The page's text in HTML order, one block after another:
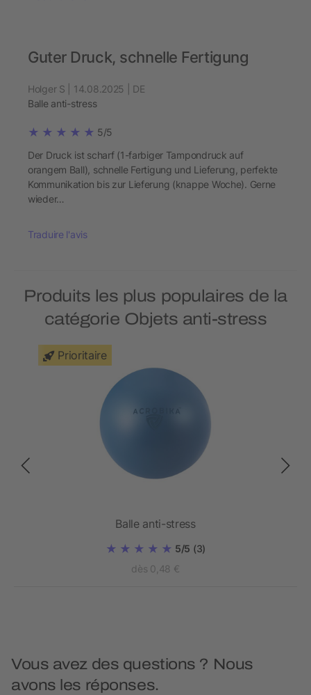
Guter Druck, schnelle Fertigung
Holger S | 14.08.2025 | DE
Balle anti-stress
5/5
Der Druck ist scharf (1-farbiger Tampondruck auf
orangem Ball), schnelle Fertigung und Lieferung, perfekte
Kommunikation bis zur Lieferung (knappe Woche). Gerne
wieder…
Traduire l'avis
Produits les plus populaires de la
catégorie Objets anti-stress
Prioritaire
Balle anti-stress
5/5 (3)
dès 0,48 €
Vous avez des questions ? Nous
avons les réponses.